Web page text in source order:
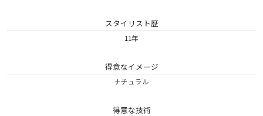
スタイリスト歴
11年
得意なイメージ
ナチュラル
得意な技術